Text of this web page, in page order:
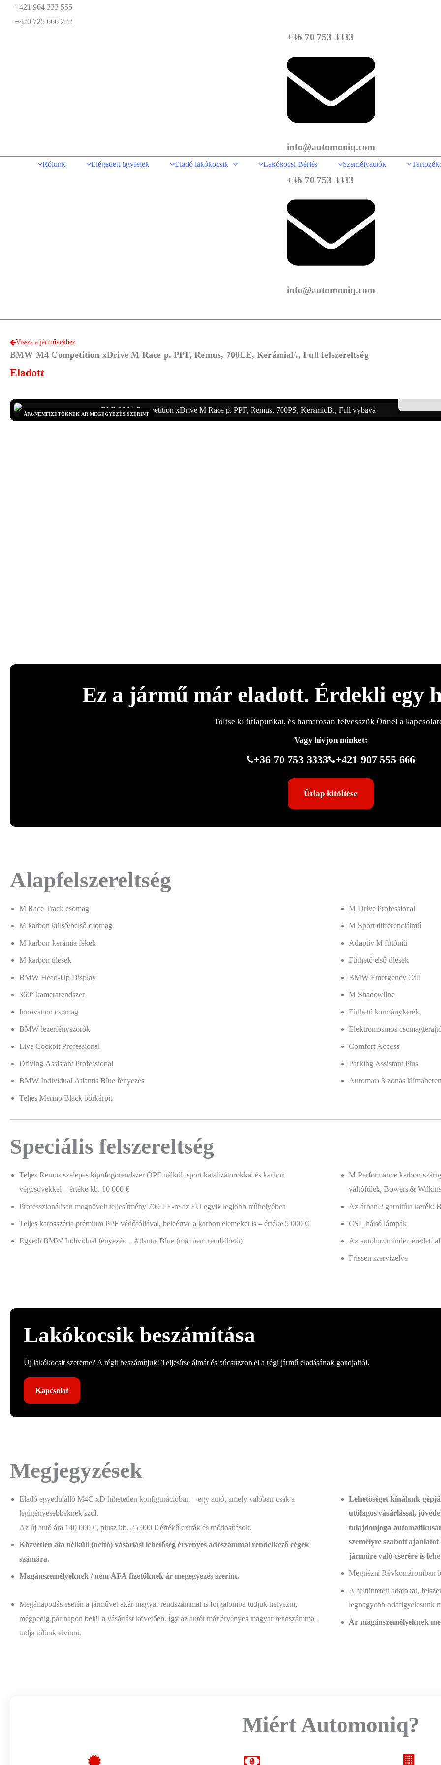
+421 904 333 555
+420 725 666 222
+36 70 753 3333
info@automoniq.com
Rólunk Elégedett ügyfelek Eladó lakókocsik Lakókocsi Bérlés Személyautók
+36 70 753 3333
info@automoniq.com
Vissza a járművekhez
BMW M4 Competition xDrive M Race p. PPF, Remus, 700LE, KerámiaF., Full felszereltség
Eladott
ÁFA-NEMFIZETŐKNEK ÁR MEGEGYEZÉS SZERINT
Ez a jármű már eladott. Érdekli egy
Töltse ki űrlapunkat, és hamarosan felvesszük Önnel a
Vagy hívjon minket:
+36 70 753 3333 +421 907 555 666
Űrlap kitöltése
Alapfelszereltség
M Race Track csomag
M karbon külső/belső csomag
M karbon-kerámia fékek
M karbon ülések
BMW Head-Up Display
360° kamerarendszer
Innovation csomag
BMW lézerfényszórók
Live Cockpit Professional
Driving Assistant Professional
BMW Individual Atlantis Blue fényezés
Teljes Merino Black bőrkárpit
M Drive Professional
M Sport differenciálmű
Adaptív M futómű
Fűthető első ülések
BMW Emergency Call
M Shadowline
Fűthető kormánykerék
Elektromosmos
Comfort Access
Parking Assistant Plus
Automata 3 zónás
Speciális felszereltség
Teljes Remus szelepes kipufogórendszer OPF nélkül, sport katalizátorokkal és karbon
végcsövekkel – értéke kb. 10 000 €
Professzionálisan megnövelt teljesítmény 700 LE-re az EU egyik legjobb műhelyében
Teljes karosszéria prémium PPF védőfóliával, beleértve a karbon elemeket is – értéke 5 000 €
Egyedi BMW Individual fényezés – Atlantis Blue (már nem rendelhető)
M Performance karbon
váltófülek, Bowers &
Az árban 2 garnitúra kerék:
CSL hátsó lámpák
Az autóhoz minden eredeti
Frissen szervizelve
Lakókocsik beszámítása
Új lakókocsit szeretne? A régit beszámítjuk! Teljesítse álmát és búcsúzzon el a régi jármű eladásának gondjaitól.
Kapcsolat
Megjegyzések
Eladó egyedülálló M4C xD hihetetlen konfigurációban – egy autó, amely valóban csak a
legigényesebbeknek szól.
Az új autó ára 140 000 €, plusz kb. 25 000 € értékű extrák és módosítások.
Közvetlen áfa nélküli (nettó) vásárlási lehetőség érvényes adószámmal rendelkező cégek
számára.
Magánszemélyeknek / nem ÁFA fizetőknek ár megegyezés szerint.
⁠Megállapodás esetén a járművet akár magyar rendszámmal is forgalomba tudjuk helyezni,
mégpedig pár napon belül a vásárlást követően. Így az autót már érvényes magyar rendszámmal
tudja tőlünk elvinni.
Lehetőséget kínálunk
utólagos vásárlással,
tulajdonjoga
személyre szabott
járműre való cserére is
Megnézni Révkomáromban
A feltüntetett adatokat,
legnagyobb odafigyelesunk
Ár magánszemélyeknek
Miért Automoniq?